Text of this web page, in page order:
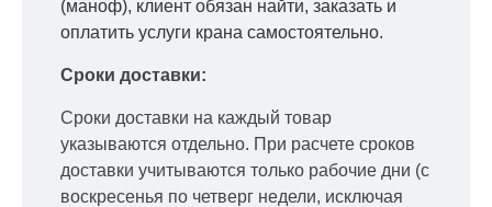
(маноф), клиент обязан найти, заказать и
оплатить услуги крана самостоятельно.
Сроки доставки:
Сроки доставки на каждый товар
указываются отдельно. При расчете сроков
доставки учитываются только рабочие дни (с
воскресенья по четверг недели, исключая